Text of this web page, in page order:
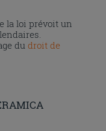
la loi prévoit un
dudroit de